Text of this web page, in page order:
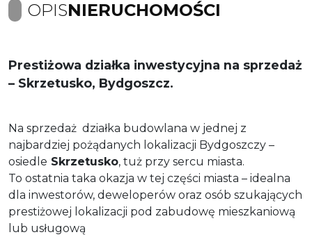
OPISNIERUCHOMOŚCI
Prestiżowa działka inwestycyjna na sprzedaż
– Skrzetusko, Bydgoszcz.
Na sprzedaż działka budowlana w jednej z
najbardziej pożądanych lokalizacji Bydgoszczy –
osiedle Skrzetusko, tuż przy sercu miasta.
To ostatnia taka okazja w tej części miasta – idealna
dla inwestorów, deweloperów oraz osób szukających
prestiżowej lokalizacji pod zabudowę mieszkaniową
lub usługową